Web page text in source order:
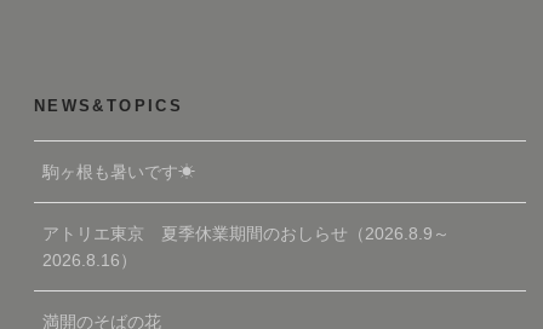
NEWS&TOPICS
駒ヶ根も暑いです☀
アトリエ東京 夏季休業期間のおしらせ（2026.8.9～
2026.8.16）
満開のそばの花